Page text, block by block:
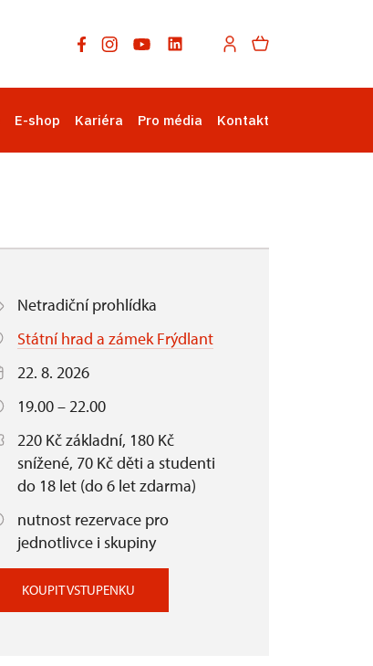
E-shop Kariéra Pro média Kontakt
Netradiční prohlídka
Státní hrad a zámek Frýdlant
22. 8. 2026
19.00 – 22.00
220 Kč základní, 180 Kč
snížené, 70 Kč děti a studenti
do 18 let (do 6 let zdarma)
nutnost rezervace pro
jednotlivce i skupiny
KOUPIT VSTUPENKU